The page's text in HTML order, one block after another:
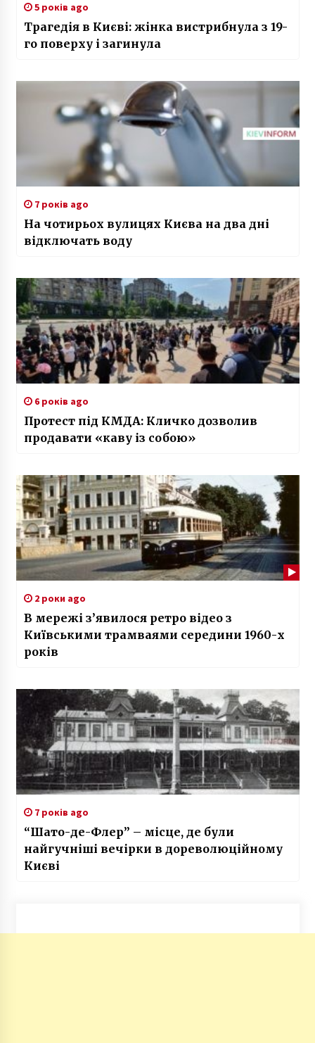
5 років ago
Трагедія в Києві: жінка вистрибнула з 19-
го поверху і загинула
7 років ago
На чотирьох вулицях Києва на два дні
відключать воду
6 років ago
Протест під КМДА: Кличко дозволив
продавати «каву із собою»
2 роки ago
В мережі з’явилося ретро відео з
Київськими трамваями середини 1960-х
років
7 років ago
“Шато-де-Флер” – місце, де були
найгучніші вечірки в дореволюційному
Києві